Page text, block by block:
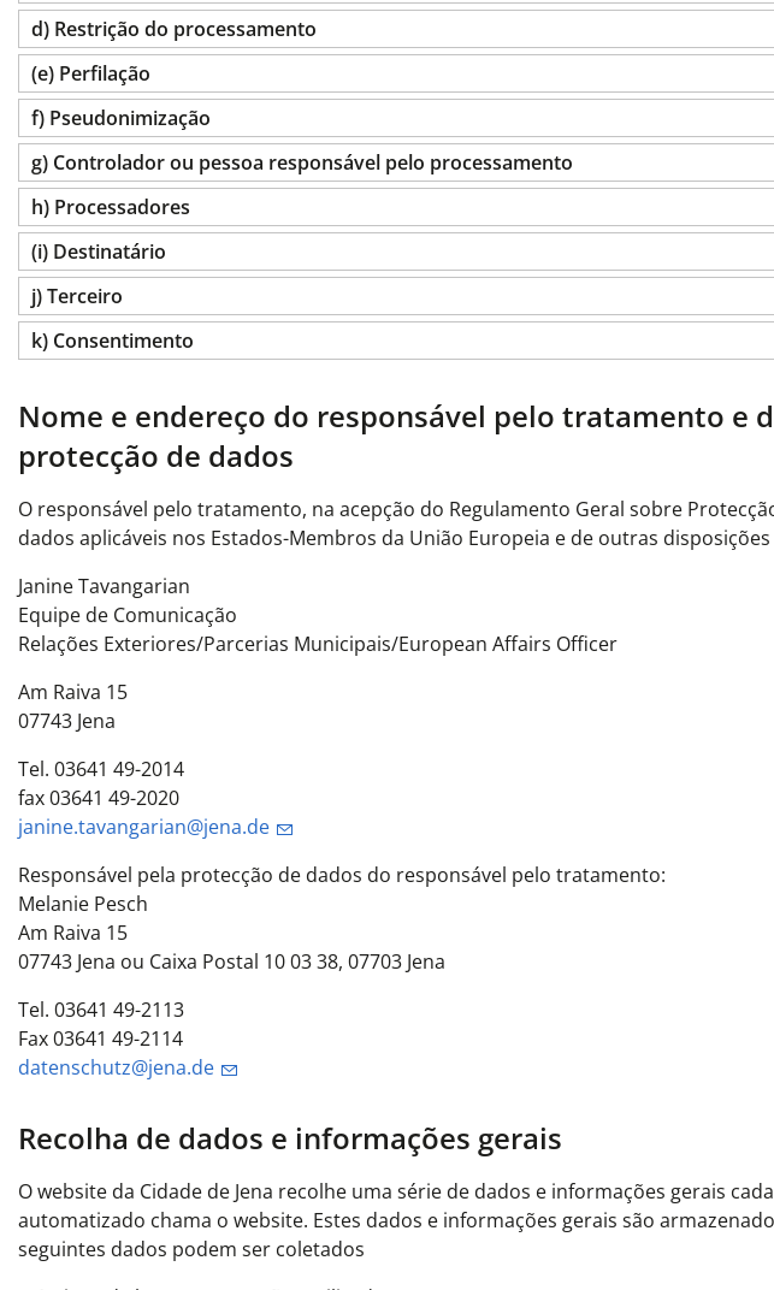
d) Restrição do processamento
(e) Perfilação
f) Pseudonimização
g) Controlador ou pessoa responsável pelo processamento
h) Processadores
(i) Destinatário
j) Terceiro
k) Consentimento
Nome e endereço do responsável pelo tratamento e
protecção de dados
O responsável pelo tratamento, na acepção do Regulamento Geral sobre
dados aplicáveis nos Estados-Membros da União Europeia e de outras
Janine Tavangarian
Equipe de Comunicação
Relações Exteriores/Parcerias Municipais/European Affairs Officer
Am Raiva 15
07743 Jena
Tel. 03641 49-2014
fax 03641 49-2020
janine.tavangarian@jena.de
Responsável pela protecção de dados do responsável pelo tratamento:
Melanie Pesch
Am Raiva 15
07743 Jena ou Caixa Postal 10 03 38, 07703 Jena
Tel. 03641 49-2113
Fax 03641 49-2114
datenschutz@jena.de
Recolha de dados e informações gerais
O website da Cidade de Jena recolhe uma série de dados e informações gerais
automatizado chama o website. Estes dados e informações gerais são
seguintes dados podem ser coletados